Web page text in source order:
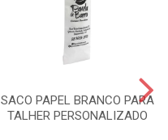
SACO PAPEL BRANCO PARA
TALHER PERSONALIZADO